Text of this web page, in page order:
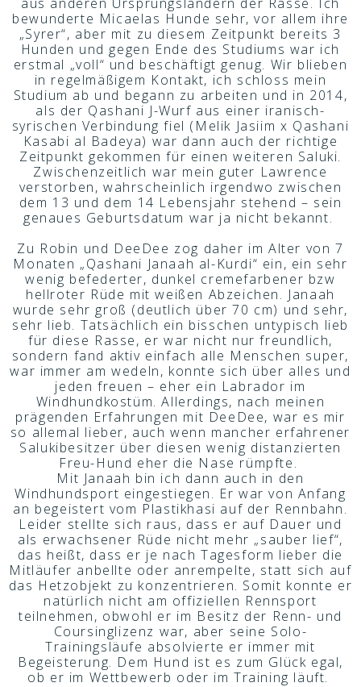
bewunderte Micaelas Hunde sehr, vor allem ihre
„Syrer“, aber mit zu diesem Zeitpunkt bereits 3
Hunden und gegen Ende des Studiums war ich
erstmal „voll“ und beschäftigt genug. Wir blieben
in regelmäßigem Kontakt, ich schloss mein
Studium ab und begann zu arbeiten und in 2014,
als der Qashani J-Wurf aus einer iranisch-
syrischen Verbindung fiel (Melik Jasiim x Qashani
Kasabi al Badeya) war dann auch der richtige
Zeitpunkt gekommen für einen weiteren Saluki.
Zwischenzeitlich war mein guter Lawrence
verstorben, wahrscheinlich irgendwo zwischen
dem 13 und dem 14 Lebensjahr stehend – sein
genaues Geburtsdatum war ja nicht bekannt.
Zu Robin und DeeDee zog daher im Alter von 7
Monaten „Qashani Janaah al-Kurdi“ ein, ein sehr
wenig befederter, dunkel cremefarbener bzw
hellroter Rüde mit weißen Abzeichen. Janaah
wurde sehr groß (deutlich über 70 cm) und sehr,
sehr lieb. Tatsächlich ein bisschen untypisch lieb
für diese Rasse, er war nicht nur freundlich,
sondern fand aktiv einfach alle Menschen super,
war immer am wedeln, konnte sich über alles und
jeden freuen – eher ein Labrador im
Windhundkostüm. Allerdings, nach meinen
prägenden Erfahrungen mit DeeDee, war es mir
so allemal lieber, auch wenn mancher erfahrener
Salukibesitzer über diesen wenig distanzierten
Freu-Hund eher die Nase rümpfte.
Mit Janaah bin ich dann auch in den
Windhundsport eingestiegen. Er war von Anfang
an begeistert vom Plastikhasi auf der Rennbahn.
Leider stellte sich raus, dass er auf Dauer und
als erwachsener Rüde nicht mehr „sauber lief“,
das heißt, dass er je nach Tagesform lieber die
Mitläufer anbellte oder anrempelte, statt sich auf
das Hetzobjekt zu konzentrieren. Somit konnte er
natürlich nicht am offiziellen Rennsport
teilnehmen, obwohl er im Besitz der Renn- und
Coursinglizenz war, aber seine Solo-
Trainingsläufe absolvierte er immer mit
Begeisterung. Dem Hund ist es zum Glück egal,
ob er im Wettbewerb oder im Training läuft.